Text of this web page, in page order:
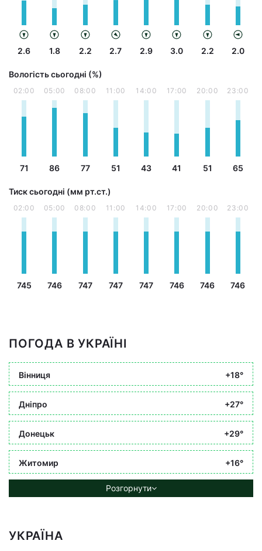
2.6 1.8 2.2 2.7 2.9 3.0 2.2 2.0
Вологість сьогодні (%)
02:00
71
05:00
86
08:00
77
11:00
51
14:00
43
17:00
41
20:00
51
23:00
65
Тиск сьогодні (мм рт.ст.)
02:00
745
05:00
746
08:00
747
11:00
747
14:00
747
17:00
746
20:00
746
23:00
746
ПОГОДА В УКРАЇНІ
Вінниця +18°
Дніпро +27°
Донецьк +29°
Житомир +16°
Розгорнути
УКРАЇНА